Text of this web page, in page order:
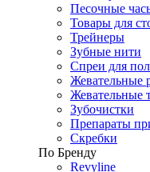
Песочные
Товары для
Трейнеры
Зубные нити
Спреи для
Жевательные
Жевательные
Зубочистки
Препараты
Скребки
По Бренду
Revyline